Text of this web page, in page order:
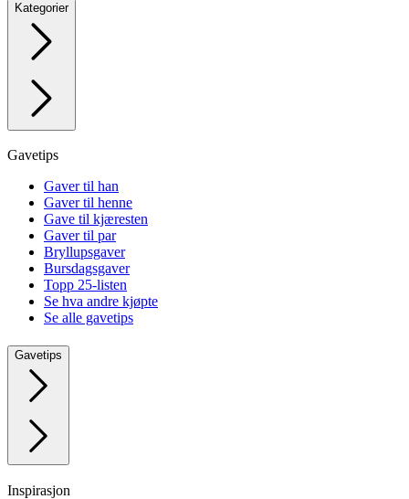
Kategorier
Gavetips
Gaver til han
Gaver til henne
Gave til kjæresten
Gaver til par
Bryllupsgaver
Bursdagsgaver
Topp 25-listen
Se hva andre kjøpte
Se alle gavetips
Gavetips
Inspirasjon